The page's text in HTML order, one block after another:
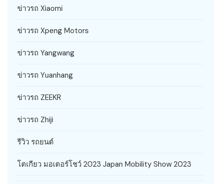
ข่าวรถ Xiaomi
ข่าวรถ Xpeng Motors
ข่าวรถ Yangwang
ข่าวรถ Yuanhang
ข่าวรถ ZEEKR
ข่าวรถ Zhiji
รีวิว รถยนต์
โตเกียว มอเตอร์โชว์ 2023 Japan Mobility Show 2023